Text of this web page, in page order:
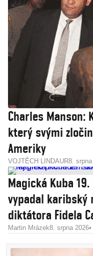
Charles Manson:
který svými
Ameriky
VOJTĚCH LINDAUR8.
Magická Kuba
vypadal karibský
diktátora Fidela
Martin Mrázek8. srpna 2026